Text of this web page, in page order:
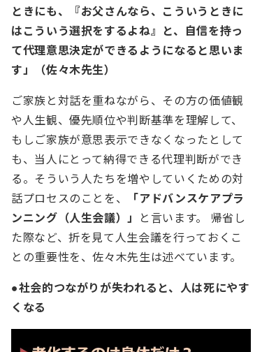
ときにも、『お父さんなら、こういうときに
はこういう選択をするよね』と、自信を持っ
て代理意思決定ができるようになると思いま
す」（佐々木先生）
ご家族と対話を重ねながら、その方の価値観
や人生観、優先順位や判断基準を理解して、
もしご家族が意思表示できなくなったとして
も、当人にとって納得できる代理判断ができ
る。そういう人たちを増やしていくための対
話プロセスのことを、
「アドバンスケアプラ
ンニング（人生会議）」
と言います。
帰省し
た際など、折を見て人生会議を行っておくこ
との重要性を、佐々木先生は述べています。
●社会的つながりが失われると、人は死にやす
くなる